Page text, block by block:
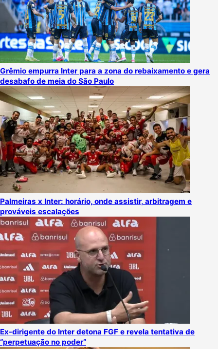
Grêmio empurra Inter para a zona do rebaixamento e gera
desabafo de meia do São Paulo
Palmeiras x Inter: horário, onde assistir, arbitragem e
prováveis escalações
Ex-dirigente do Inter detona FGF e revela tentativa de
“perpetuação no poder”